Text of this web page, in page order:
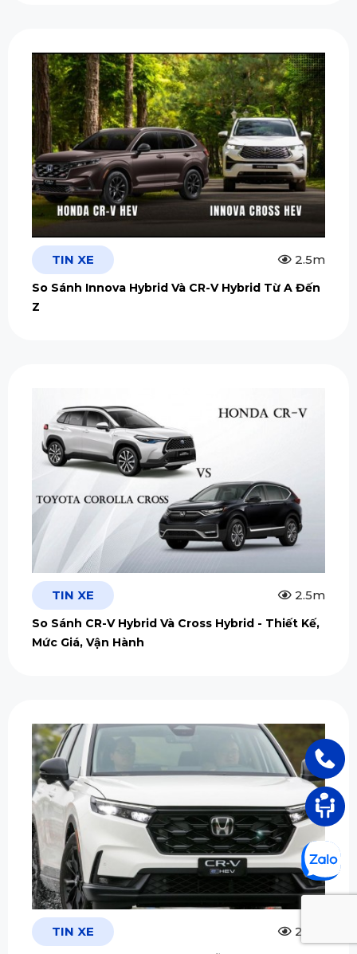
TIN XE 2.5m
So Sánh Innova Hybrid Và CR-V Hybrid Từ A Đến
Z
TIN XE 2.5m
So Sánh CR-V Hybrid Và Cross Hybrid - Thiết Kế,
Mức Giá, Vận Hành
TIN XE 2.5m